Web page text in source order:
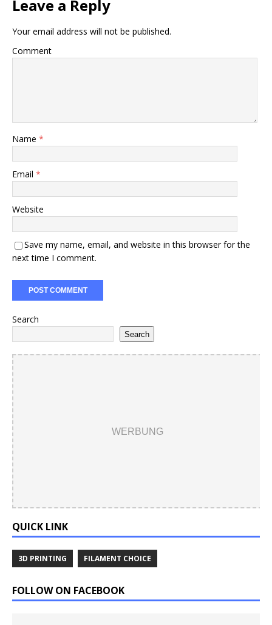
Leave a Reply
Your email address will not be published.
Comment
Name *
Email *
Website
Save my name, email, and website in this browser for the
next time I comment.
Search
Search
WERBUNG
QUICK LINK
3D PRINTING FILAMENT CHOICE
FOLLOW ON FACEBOOK